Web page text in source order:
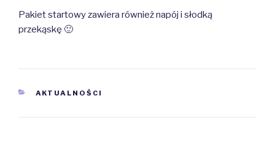
Pakiet startowy zawiera również napój i słodką
przekąskę 🙂
KATEGORIE
AKTUALNOŚCI